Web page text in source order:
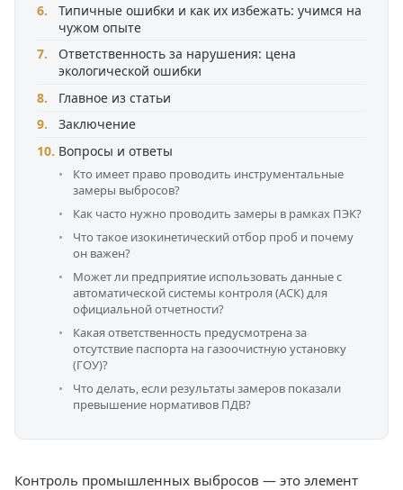
Типичные ошибки и как их избежать: учимся на
чужом опыте
Ответственность за нарушения: цена
экологической ошибки
Главное из статьи
Заключение
Вопросы и ответы
Кто имеет право проводить инструментальные
замеры выбросов?
Как часто нужно проводить замеры в рамках ПЭК?
Что такое изокинетический отбор проб и почему
он важен?
Может ли предприятие использовать данные с
автоматической системы контроля (АСК) для
официальной отчетности?
Какая ответственность предусмотрена за
отсутствие паспорта на газоочистную установку
(ГОУ)?
Что делать, если результаты замеров показали
превышение нормативов ПДВ?
Контроль промышленных выбросов — это элемент